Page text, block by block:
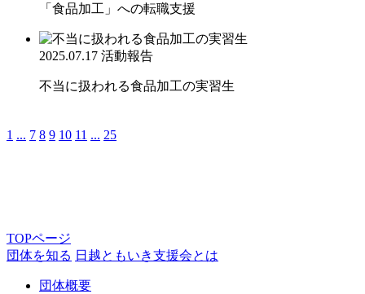
「食品加工」への転職支援
2025.07.17 活動報告
不当に扱われる食品加工の実習生
1 ... 7 8 9 10 11 ... 25
TOPページ
団体を知る 日越ともいき支援会とは
団体概要